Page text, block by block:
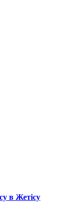
в Жетісу